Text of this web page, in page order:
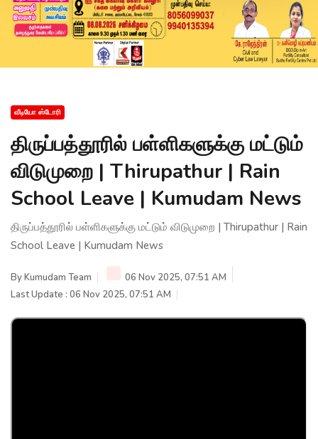
வீடியோ ஸ்டோரி
திருப்பத்தூரில் பள்ளிகளுக்கு மட்டும்
விடுமுறை | Thirupathur | Rain
School Leave | Kumudam News
திருப்பத்தூரில் பள்ளிகளுக்கு மட்டும் விடுமுறை | Thirupathur | Rain
School Leave | Kumudam News
ByKumudam Team
06 Nov 2025, 07:51 AM
Last Update : 06 Nov 2025, 07:51 AM